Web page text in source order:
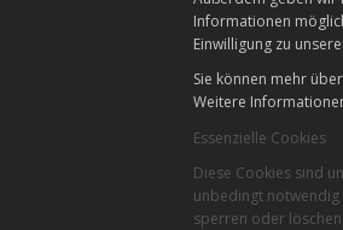
Informationen
Einwilligung zu
Sie können mehr
Weitere
Essenzielle Cookies
Diese Cookies sind
unbedingt notwendig
sperren oder